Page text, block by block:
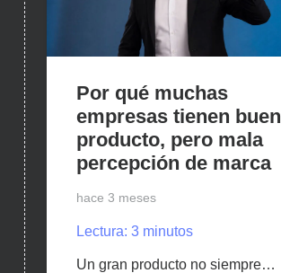
Por qué muchas
empresas tienen buen
producto, pero mala
percepción de marca
hace 3 meses
Lectura: 3 minutos
Un gran producto no siempre…